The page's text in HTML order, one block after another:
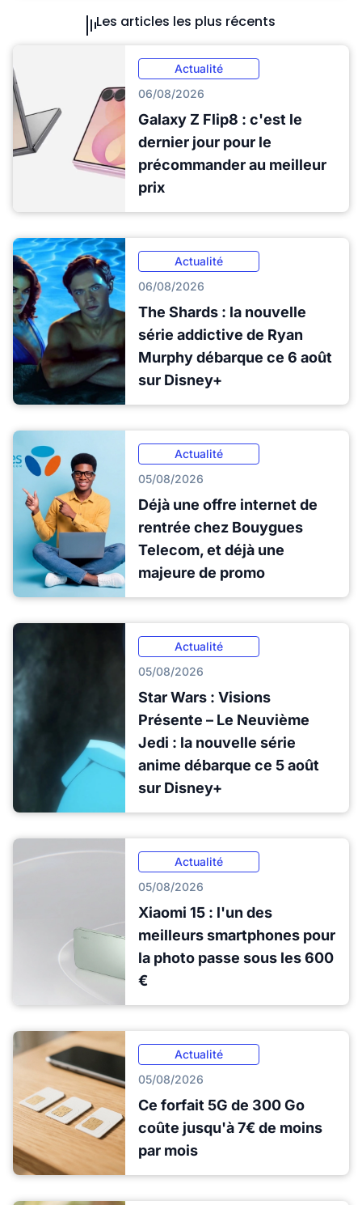
Les articles les plus récents
Actualité
06/08/2026
Galaxy Z Flip8 : c'est le
dernier jour pour le
précommander au meilleur
prix
Actualité
06/08/2026
The Shards : la nouvelle
série addictive de Ryan
Murphy débarque ce 6 août
sur Disney+
Actualité
05/08/2026
Déjà une offre internet de
rentrée chez Bouygues
Telecom, et déjà une
majeure de promo
Actualité
05/08/2026
Star Wars : Visions
Présente – Le Neuvième
Jedi : la nouvelle série
anime débarque ce 5 août
sur Disney+
Actualité
05/08/2026
Xiaomi 15 : l'un des
meilleurs smartphones pour
la photo passe sous les 600
€
Actualité
05/08/2026
Ce forfait 5G de 300 Go
coûte jusqu'à 7€ de moins
par mois